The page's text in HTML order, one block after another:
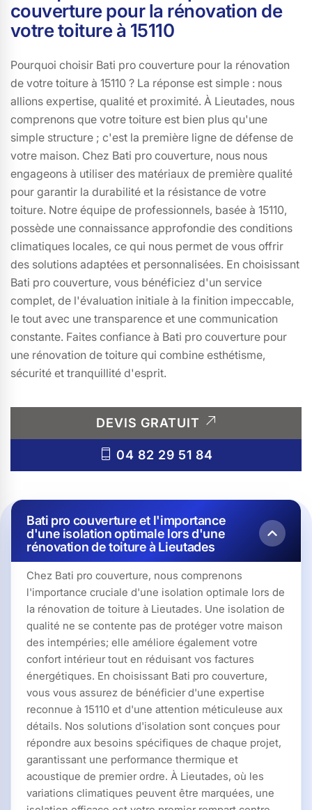
couverture pour la rénovation de
votre toiture à 15110
Pourquoi choisir Bati pro couverture pour la rénovation
de votre toiture à 15110 ? La réponse est simple : nous
allions expertise, qualité et proximité. À Lieutades, nous
comprenons que votre toiture est bien plus qu'une
simple structure ; c'est la première ligne de défense de
votre maison. Chez Bati pro couverture, nous nous
engageons à utiliser des matériaux de première qualité
pour garantir la durabilité et la résistance de votre
toiture. Notre équipe de professionnels, basée à 15110,
possède une connaissance approfondie des conditions
climatiques locales, ce qui nous permet de vous offrir
des solutions adaptées et personnalisées. En choisissant
Bati pro couverture, vous bénéficiez d'un service
complet, de l'évaluation initiale à la finition impeccable,
le tout avec une transparence et une communication
constante. Faites confiance à Bati pro couverture pour
une rénovation de toiture qui combine esthétisme,
sécurité et tranquillité d'esprit.
DEVIS GRATUIT
04 82 29 51 84
Bati pro couverture et l'importance
d'une isolation optimale lors d'une
rénovation de toiture à Lieutades
Chez Bati pro couverture, nous comprenons
l'importance cruciale d'une isolation optimale lors de
la rénovation de toiture à Lieutades. Une isolation de
qualité ne se contente pas de protéger votre maison
des intempéries; elle améliore également votre
confort intérieur tout en réduisant vos factures
énergétiques. En choisissant Bati pro couverture,
vous vous assurez de bénéficier d'une expertise
reconnue à 15110 et d'une attention méticuleuse aux
détails. Nos solutions d'isolation sont conçues pour
répondre aux besoins spécifiques de chaque projet,
garantissant une performance thermique et
acoustique de premier ordre. À Lieutades, où les
variations climatiques peuvent être marquées, une